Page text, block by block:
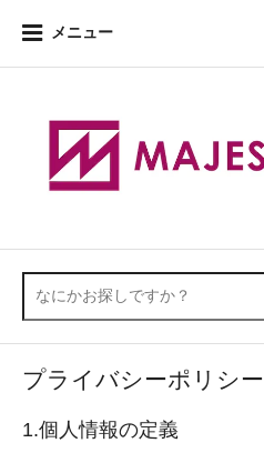
メニュー
プライバシーポリシー
1.個人情報の定義